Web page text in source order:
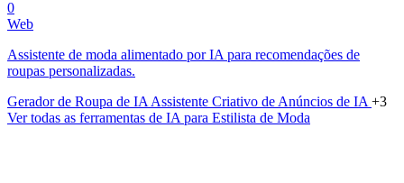
0
Web
Assistente de moda alimentado por IA para recomendações de
roupas personalizadas.
Gerador de Roupa de IA Assistente Criativo de Anúncios de IA +3
Ver todas as ferramentas de IA para Estilista de Moda